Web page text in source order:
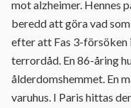
mot alzheimer. Hennes
beredd att göra vad
efter att Fas 3-
terrordåd. En 86-åring
ålderdomshemmet. En
varuhus. I Paris hittas